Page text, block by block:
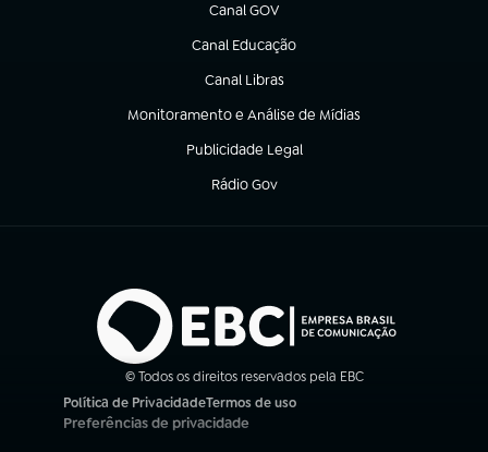
Canal GOV
(abre em nova aba)
Canal Educação
(abre em nova aba)
Canal Libras
(abre em nova aba)
Monitoramento e Análise de Mídias
(abre em nova aba)
Publicidade Legal
(abre em nova aba)
Rádio Gov
(abre em nova aba)
© Todos os direitos reservados pela EBC
Política de Privacidade
(abre em nova aba)
Termos de uso
(abre em nova aba)
Preferências de privacidade